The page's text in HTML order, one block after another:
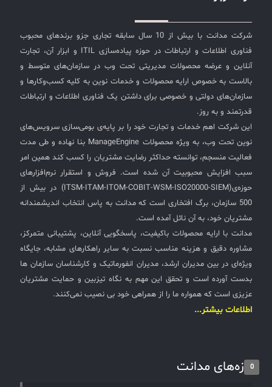
شرکت مدانت با بیش از 10 سال سابقه تجاری جزو برندهای محبوب
فناوری اطلاعات و ارتباطات در حوزه پیاده‌سازی ITIL و ابزار آن، تجارت
آنلاین و عرضه محصولات مدیریتی تحت وب در سازمان‌های متوسط و
بالاست به خصوص ارایه محصولات و خدمات نوین به کلیه کسب‌وکارها و
سازمان‌های دولتی و خصوصی برای داشتن یک فناوری اطلاعات و ارتباطات
قدرتمند و به روز.
این شرکت اهم خدمات و تجارت خود را بر پایه‌ی بومی‌سازی سرویس‌های
نوین تحت وب، به ویژه محصولات ManageEngine بنا نهاده و طی مدت
فعالیت منسجم، توانسته حداکثر رضایت مشتریان را کسب کند همین امر
سبب افزایش محبوبیت آن شده است. فروش و استقرار نرم‌افزارهای
حوزه‌ی(ITSM-ITAM-ITOM-COBIT-WSM-ISO20000-SIEM) در بیش از
500 سازمان، برگ افتخاری است که مدانت به پاس انتخاب اندیشمندانه
مشتریان خود، به آن نائل آمده است.
مدانت با ارایه محصولات باکیفیت، پاسخگویی آنلاین، پشتیبانی متمرکز،
مشاوره دقیق و هزینه مناسب نسبت به سایر راهکارهای مشابه، جایگاه
ویژه‌ای در بین مدیران ارشد، مدیران انفورماتیک و کارشناسان سازمان ها
بدست آورده است و تحقق این مهم به نگاه تیزبین و حمایت مشتریان
عزیزی است که همواره ما را از همراهی خود بی نصیب نمی‌کنند.
اطلاعات بیشتر...
تازه‌های مدانت0